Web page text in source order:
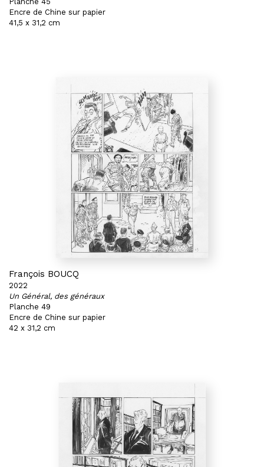
Encre de Chine sur papier
41,5 x 31,2 cm
François BOUCQ
2022
Un Général, des généraux
Planche 49
Encre de Chine sur papier
42 x 31,2 cm